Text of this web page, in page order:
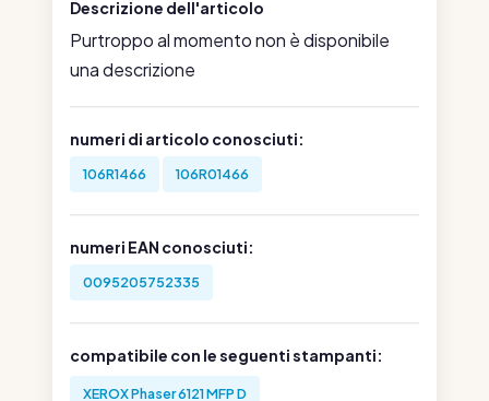
Descrizione dell'articolo
Purtroppo al momento non è disponibile
una descrizione
numeri di articolo conosciuti:
106R1466 106R01466
numeri EAN conosciuti:
0095205752335
compatibile con le seguenti stampanti:
XEROX Phaser 6121 MFP D